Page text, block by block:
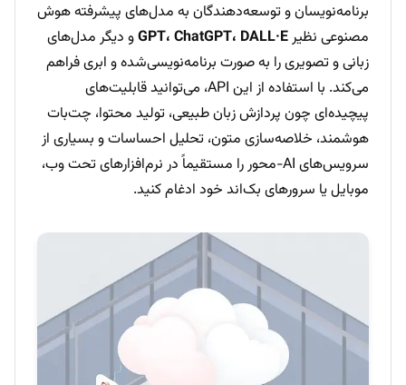
برنامه‌نویسان و توسعه‌دهندگان به مدل‌های پیشرفته هوش
مصنوعی نظیرGPT، ChatGPT، DALL·Eو دیگر مدل‌های
زبانی و تصویری را به صورت برنامه‌نویسی‌شده و ابری فراهم
می‌کند. با استفاده از این API، می‌توانید قابلیت‌های
پیچیده‌ای چون پردازش زبان طبیعی، تولید محتوا، چت‌بات
هوشمند، خلاصه‌سازی متون، تحلیل احساسات و بسیاری از
سرویس‌های AI-محور را مستقیماً در نرم‌افزارهای تحت وب،
موبایل یا سرورهای بک‌اند خود ادغام کنید.